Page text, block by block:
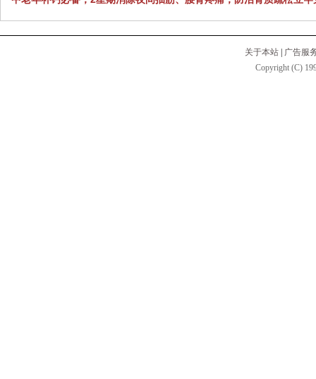
关于本站
广告服
Copyright (C)